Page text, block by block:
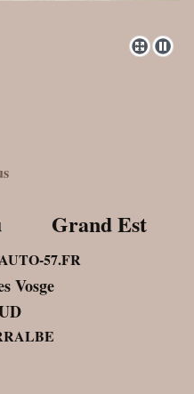
Grand Est
57.FR
Vosge